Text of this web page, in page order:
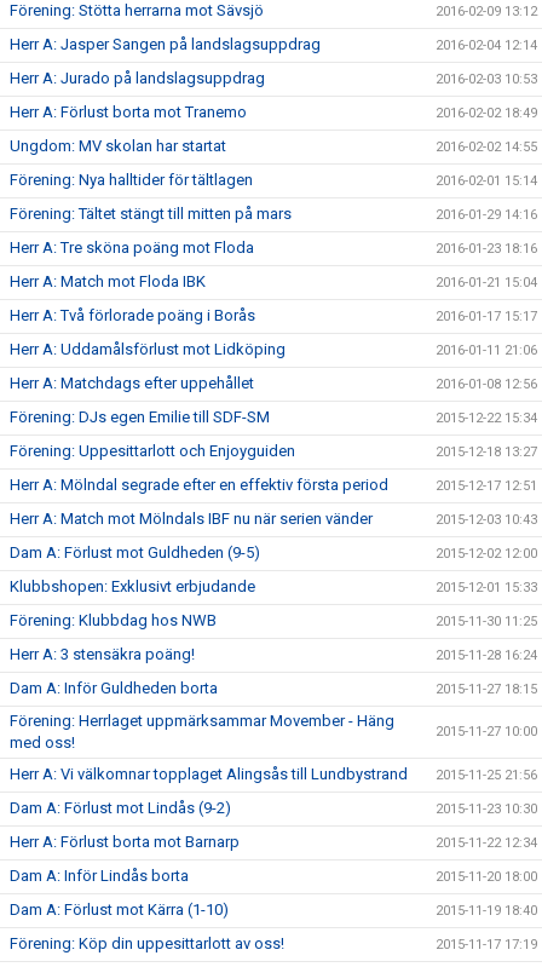
Förening: Stötta herrarna mot Sävsjö 2016-02-09 13:12
Herr A: Jasper Sangen på landslagsuppdrag 2016-02-04 12:14
Herr A: Jurado på landslagsuppdrag 2016-02-03 10:53
Herr A: Förlust borta mot Tranemo 2016-02-02 18:49
Ungdom: MV skolan har startat 2016-02-02 14:55
Förening: Nya halltider för tältlagen 2016-02-01 15:14
Förening: Tältet stängt till mitten på mars 2016-01-29 14:16
Herr A: Tre sköna poäng mot Floda 2016-01-23 18:16
Herr A: Match mot Floda IBK 2016-01-21 15:04
Herr A: Två förlorade poäng i Borås 2016-01-17 15:17
Herr A: Uddamålsförlust mot Lidköping 2016-01-11 21:06
Herr A: Matchdags efter uppehållet 2016-01-08 12:56
Förening: DJs egen Emilie till SDF-SM 2015-12-22 15:34
Förening: Uppesittarlott och Enjoyguiden 2015-12-18 13:27
Herr A: Mölndal segrade efter en effektiv första period 2015-12-17 12:51
Herr A: Match mot Mölndals IBF nu när serien vänder 2015-12-03 10:43
Dam A: Förlust mot Guldheden (9-5) 2015-12-02 12:00
Klubbshopen: Exklusivt erbjudande 2015-12-01 15:33
Förening: Klubbdag hos NWB 2015-11-30 11:25
Herr A: 3 stensäkra poäng! 2015-11-28 16:24
Dam A: Inför Guldheden borta 2015-11-27 18:15
Förening: Herrlaget uppmärksammar Movember - Häng
med oss!
2015-11-27 10:00
Herr A: Vi välkomnar topplaget Alingsås till Lundbystrand 2015-11-25 21:56
Dam A: Förlust mot Lindås (9-2) 2015-11-23 10:30
Herr A: Förlust borta mot Barnarp 2015-11-22 12:34
Dam A: Inför Lindås borta 2015-11-20 18:00
Dam A: Förlust mot Kärra (1-10) 2015-11-19 18:40
Förening: Köp din uppesittarlott av oss! 2015-11-17 17:19